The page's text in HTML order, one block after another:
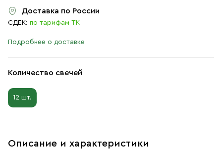
Количество свечей
12 шт.
Доставка по России
СДЕК: по тарифам ТК
Подробнее о доставке
Описание и характеристики